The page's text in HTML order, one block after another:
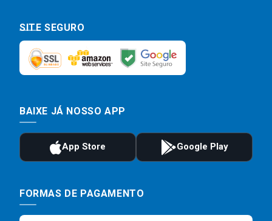
SITE SEGURO
BAIXE JÁ NOSSO APP
FORMAS DE PAGAMENTO